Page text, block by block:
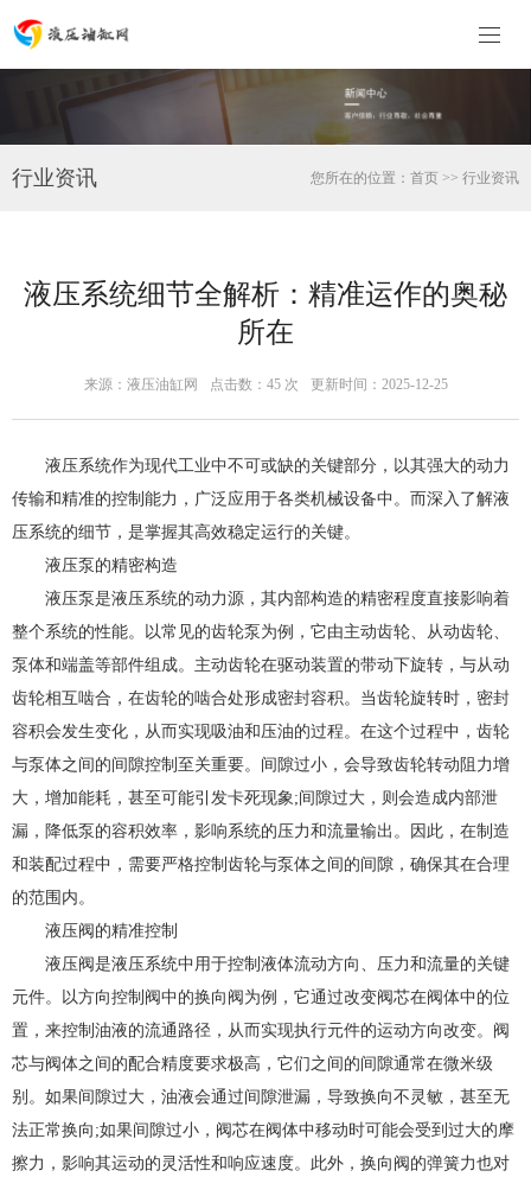
行业资讯 您所在的位置： 首页 >> 行业资讯
液压系统细节全解析：精准运作的奥秘
所在
来源：液压油缸网 点击数： 45 次 更新时间：2025-12-25
液压系统作为现代工业中不可或缺的关键部分，以其强大的动力
传输和精准的控制能力，广泛应用于各类机械设备中。而深入了解液
压系统的细节，是掌握其高效稳定运行的关键。
液压泵的精密构造
液压泵是液压系统的动力源，其内部构造的精密程度直接影响着
整个系统的性能。以常见的齿轮泵为例，它由主动齿轮、从动齿轮、
泵体和端盖等部件组成。主动齿轮在驱动装置的带动下旋转，与从动
齿轮相互啮合，在齿轮的啮合处形成密封容积。当齿轮旋转时，密封
容积会发生变化，从而实现吸油和压油的过程。在这个过程中，齿轮
与泵体之间的间隙控制至关重要。间隙过小，会导致齿轮转动阻力增
大，增加能耗，甚至可能引发卡死现象;间隙过大，则会造成内部泄
漏，降低泵的容积效率，影响系统的压力和流量输出。因此，在制造
和装配过程中，需要严格控制齿轮与泵体之间的间隙，确保其在合理
的范围内。
液压阀的精准控制
液压阀是液压系统中用于控制液体流动方向、压力和流量的关键
元件。以方向控制阀中的换向阀为例，它通过改变阀芯在阀体中的位
置，来控制油液的流通路径，从而实现执行元件的运动方向改变。阀
芯与阀体之间的配合精度要求极高，它们之间的间隙通常在微米级
别。如果间隙过大，油液会通过间隙泄漏，导致换向不灵敏，甚至无
法正常换向;如果间隙过小，阀芯在阀体中移动时可能会受到过大的摩
擦力，影响其运动的灵活性和响应速度。此外，换向阀的弹簧力也对